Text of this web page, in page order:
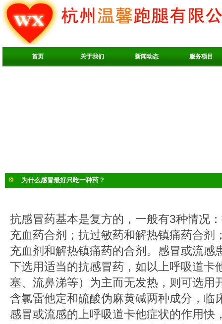
首页 关于我们 新闻动态 服务项目
为什么感冒最好只吃一种药？
抗感冒药基本是复方的，一般有3种情况
充血药合剂；抗过敏药和解热镇痛药合剂
充血剂和解热镇痛药的合剂。感冒或流感
下选用适当的抗感冒药，如以上呼吸道卡
塞、流鼻涕等）为主而无发热，则可
含氯雷他定和硫酸伪麻黄碱两种成分，临
感冒或流感的上呼吸道卡他症状的作用快